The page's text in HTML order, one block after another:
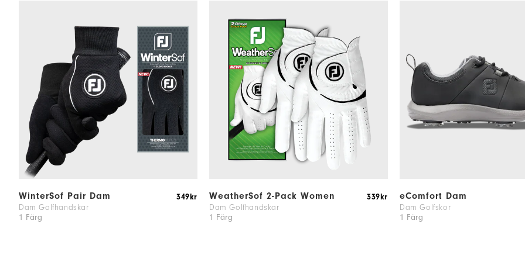
WinterSof Pair Dam
Dam Golfhandskar
1 Färg
349kr WeatherSof 2-Pack Women
Dam Golfhandskar
1 Färg
339kr eComfort Dam
Dam Golfskor
1 Färg